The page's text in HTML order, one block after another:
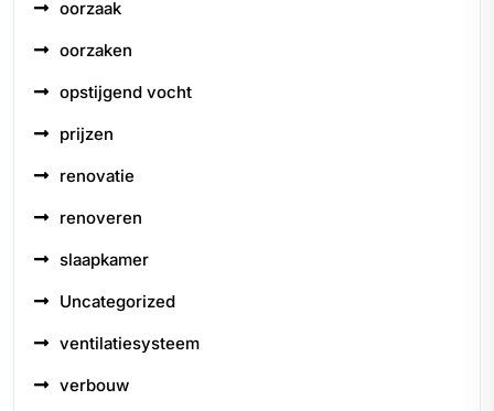
oorzaak
oorzaken
opstijgend vocht
prijzen
renovatie
renoveren
slaapkamer
Uncategorized
ventilatiesysteem
verbouw